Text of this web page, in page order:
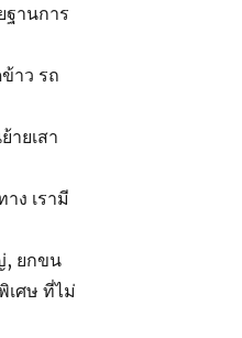
ฐานการ
าว รถ
ายเสา
ง เรามี
, ยกขน
เศษ ที่ไม่